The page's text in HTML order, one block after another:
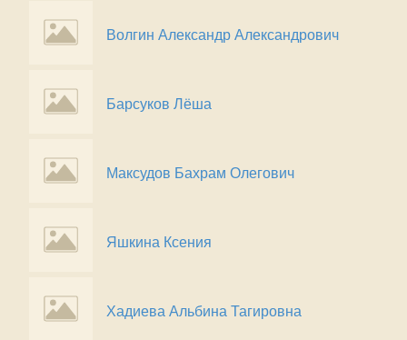
Волгин Александр Александрович
Барсуков Лёша
Максудов Бахрам Олегович
Яшкина Ксения
Хадиева Альбина Тагировна